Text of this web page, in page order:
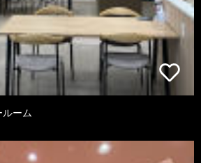
ーム